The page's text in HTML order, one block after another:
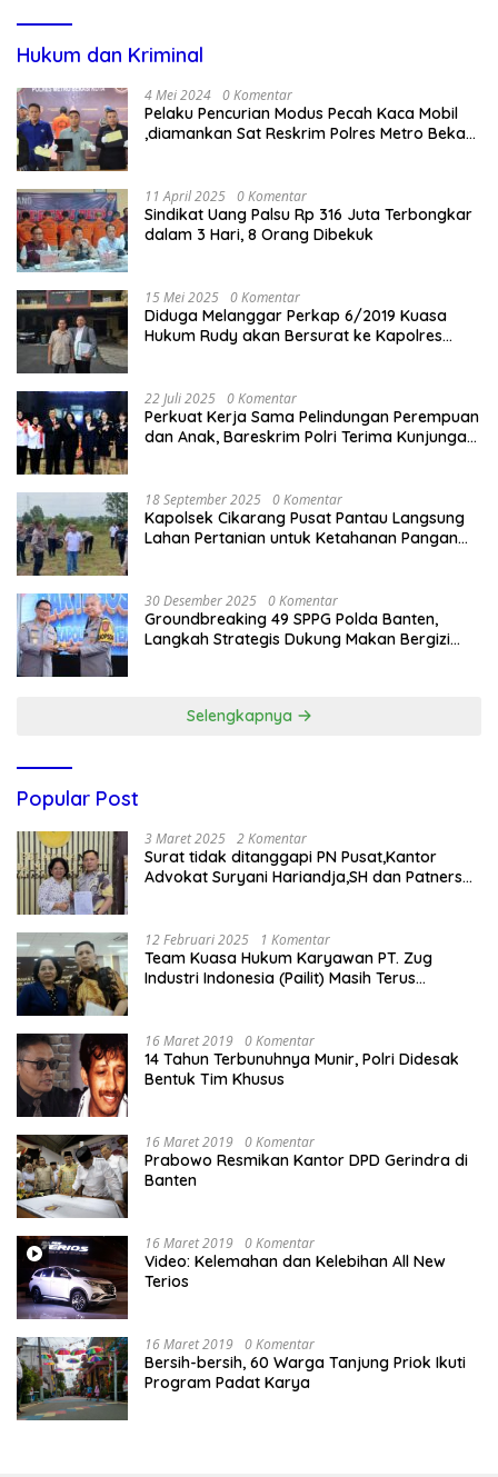
Hukum dan Kriminal
4 Mei 2024 0 Komentar
Pelaku Pencurian Modus Pecah Kaca Mobil
,diamankan Sat Reskrim Polres Metro Bekasi
11 April 2025 0 Komentar
Sindikat Uang Palsu Rp 316 Juta Terbongkar
dalam 3 Hari, 8 Orang Dibekuk
15 Mei 2025 0 Komentar
Diduga Melanggar Perkap 6/2019 Kuasa
Hukum Rudy akan Bersurat ke Kapolres
22 Juli 2025 0 Komentar
Perkuat Kerja Sama Pelindungan Perempuan
dan Anak, Bareskrim Polri Terima Kunjungan
18 September 2025 0 Komentar
Kapolsek Cikarang Pusat Pantau Langsung
Lahan Pertanian untuk Ketahanan Pangan
30 Desember 2025 0 Komentar
Groundbreaking 49 SPPG Polda Banten,
Langkah Strategis Dukung Makan Bergizi
Selengkapnya
Popular Post
3 Maret 2025 2 Komentar
Surat tidak ditanggapi PN Pusat,Kantor
Advokat Suryani Hariandja,SH dan Patners
12 Februari 2025 1 Komentar
Team Kuasa Hukum Karyawan PT. Zug
Industri Indonesia (Pailit) Masih Terus
16 Maret 2019 0 Komentar
14 Tahun Terbunuhnya Munir, Polri Didesak
Bentuk Tim Khusus
16 Maret 2019 0 Komentar
Prabowo Resmikan Kantor DPD Gerindra di
Banten
16 Maret 2019 0 Komentar
Video: Kelemahan dan Kelebihan All New
Terios
16 Maret 2019 0 Komentar
Bersih-bersih, 60 Warga Tanjung Priok Ikuti
Program Padat Karya